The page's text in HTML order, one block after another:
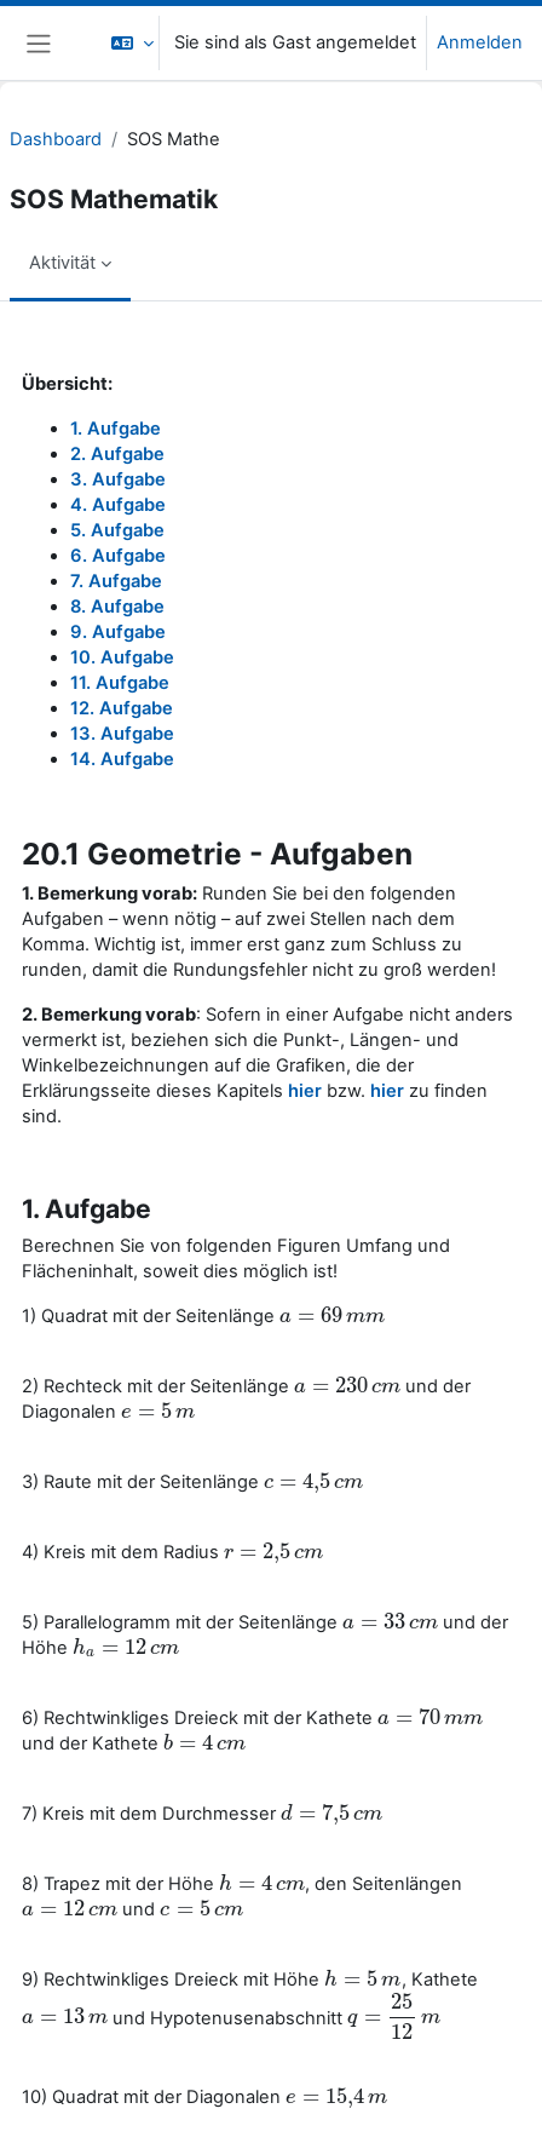
Zum Hauptinhalt
Website-Übersicht
Sie sind als Gast angemeldet Anmelden
Dashboard SOS Mathe
SOS Mathematik
Aktivität
Übersicht:
1. Aufgabe
2. Aufgabe
3. Aufgabe
4. Aufgabe
5. Aufgabe
6. Aufgabe
7. Aufgabe
8. Aufgabe
9. Aufgabe
10. Aufgabe
11. Aufgabe
12. Aufgabe
13. Aufgabe
14. Aufgabe
20.1 Geometrie - Aufgaben
1. Bemerkung vorab: Runden Sie bei den folgenden
Aufgaben – wenn nötig – auf zwei Stellen nach dem
Komma. Wichtig ist, immer erst ganz zum Schluss zu
runden, damit die Rundungsfehler nicht zu groß werden!
2. Bemerkung vorab: Sofern in einer Aufgabe nicht anders
vermerkt ist, beziehen sich die Punkt-, Längen- und
Winkelbezeichnungen auf die Grafiken, die der
Erklärungsseite dieses Kapitels hier bzw. hier zu finden
sind.
1. Aufgabe
Berechnen Sie von folgenden Figuren Umfang und
Flächeninhalt, soweit dies möglich ist!
1) Quadrat mit der Seitenlänge a = 69mm
a=69mm
2) Rechteck mit der Seitenlänge a = 230cm
a=230cm
und der
Diagonalen e = 5m
e =5 m
3) Raute mit der Seitenlänge c = 4,5cm
c =4 5cm
4) Kreis mit dem Radius r = 2,5cm
r=2, 5cm
5) Parallelogramm mit der Seitenlänge a = 33cm
a=33cm
und der
Höhe ha = 12cm
ha=12 cm
6) Rechtwinkliges Dreieck mit der Kathete a = 70mm
a=70 mm
und der Kathete b = 4cm
b =4 cm
7) Kreis mit dem Durchmesserd = 7,5cm
d=7, 5cm
8) Trapez mit der Höhe h = 4cm
h=4cm , den Seitenlängen
a = 12cm
a=12 cm undc = 5cm
c =5cm
9) Rechtwinkliges Dreieck mit Höhe h = 5m
h=5m , Kathete
a = 13m
a=13 m und Hypotenusenabschnittq =
25
12
m
q =2512m
10) Quadrat mit der Diagonalen e = 15,4m
e =15,4m